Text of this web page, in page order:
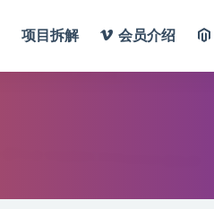
项目拆解 会员介绍